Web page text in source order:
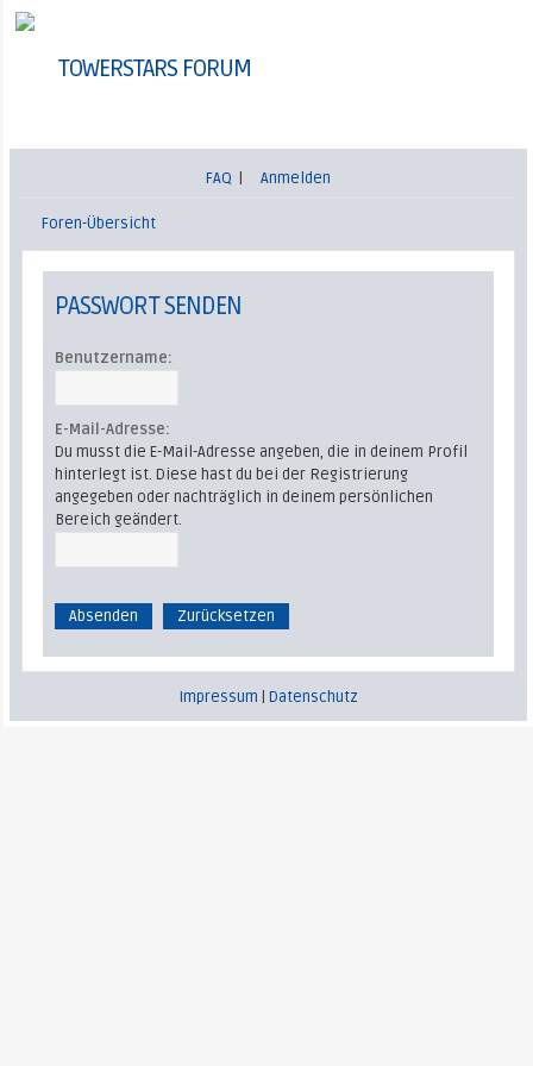
TOWERSTARS FORUM
FAQ Anmelden
Foren-Übersicht
PASSWORT SENDEN
Benutzername:
E-Mail-Adresse:
Du musst die E-Mail-Adresse angeben, die in deinem Profil
hinterlegt ist. Diese hast du bei der Registrierung
angegeben oder nachträglich in deinem persönlichen
Bereich geändert.
Impressum |Datenschutz